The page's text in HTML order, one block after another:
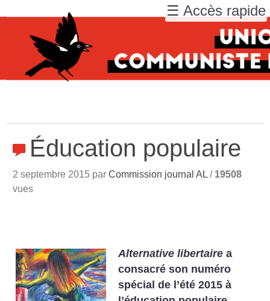
Éducation populaire
2 septembre 2015 parCommission journal AL / 19508
vues
Alternative libertaire a
consacré son numéro
spécial de l’été 2015 à
☰ Accès rapide